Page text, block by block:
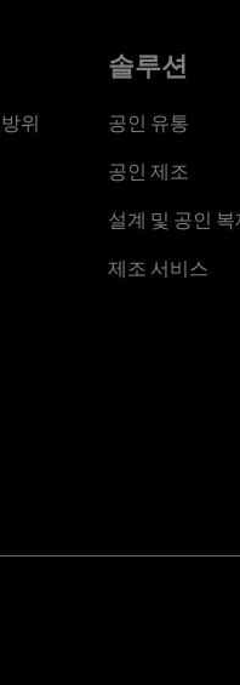
위
솔루션
공인 유통
공인 제조
설계 및 공인 복
제조 서비스